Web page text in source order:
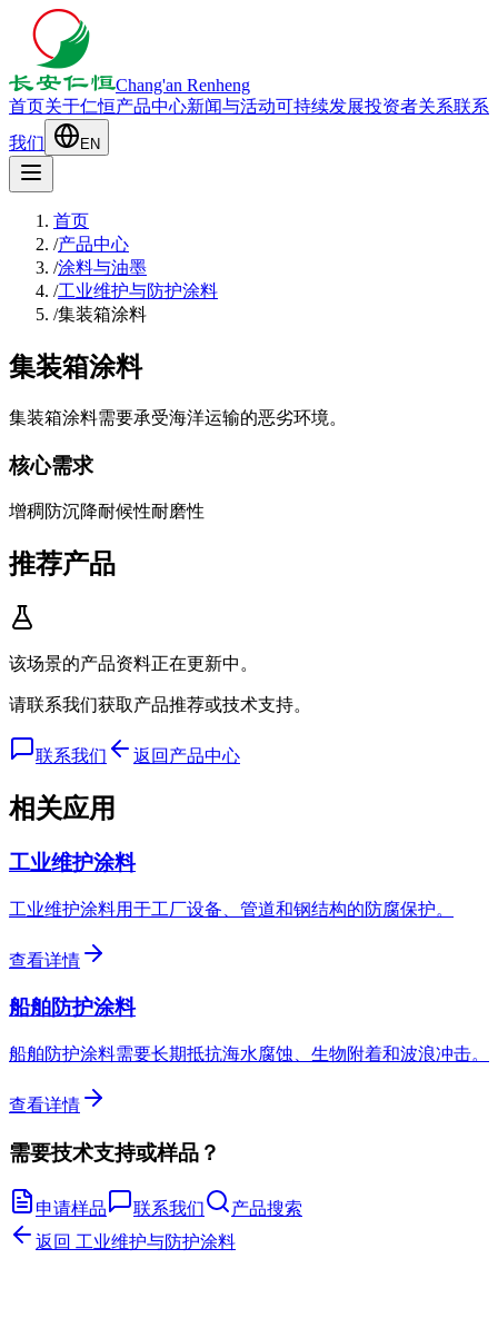
Chang'an Renheng
首页关于仁恒产品中心新闻与活动可持续发展投资者关系联系
我们
EN
首页
/产品中心
/涂料与油墨
/工业维护与防护涂料
/集装箱涂料
集装箱涂料
集装箱涂料需要承受海洋运输的恶劣环境。
核心需求
增稠 防沉降耐候性耐磨性
推荐产品
该场景的产品资料正在更新中。
请联系我们获取产品推荐或技术支持。
联系我们 返回产品中心
相关应用
工业维护涂料
工业维护涂料用于工厂设备、管道和钢结构的防腐保护。
查看详情
船舶防护涂料
船舶防护涂料需要长期抵抗海水腐蚀、生物附着和波浪冲击。
查看详情
需要技术支持或样品？
申请样品 联系我们
产品搜索
返回 工业维护与防护涂料